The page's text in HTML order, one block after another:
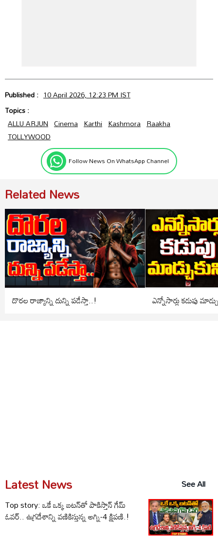
Published : 10 April 2026, 12:23 PM IST
Topics :
ALLU ARJUN Cinema Karthi Kashmora Raakha
TOLLYWOOD
Follow News On WhatsApp Channel
Related News
దొరల రాజ్యాన్ని దున్ని పడేస్తా..! ఎన్నోసార్లు కడుపు
Latest News
See All
Top story: ఒకే ఒక్క బటన్‌తో పాకిస్తాన్ గేమ్
ఓవర్.. ఉగ్రదేశాన్ని వణికిస్తున్న అగ్ని-4 క్షిపణి.!